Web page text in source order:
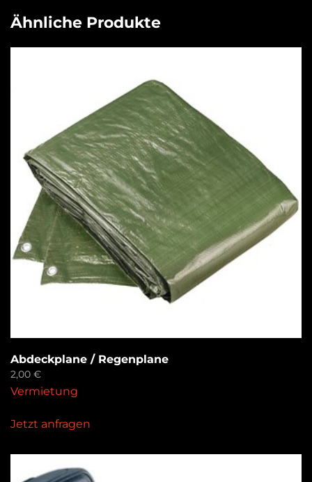
Ähnliche Produkte
Abdeckplane / Regenplane
2,00 €
Vermietung
Jetzt anfragen